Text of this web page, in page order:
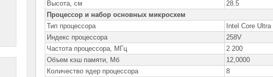
Высота, см
28.5
Процессор и набор основных микросхем
Тип процессора
Intel Core Ultra
Индекс процессора
258V
Частота процессора, МГц
2 200
Объем кэш памяти, Мб
12,0000
Количество ядер процессора
8